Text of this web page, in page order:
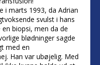
i marts 1993, da Adrian
svulst i hans
biopsi, men da de
blødninger sagde
med en
Han var ubøjelig. Med